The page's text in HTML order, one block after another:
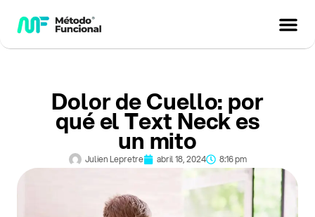
Dolor de Cuello: por
qué el Text Neck es
un mito
Julien Lepretre abril 18, 2024 8:16 pm